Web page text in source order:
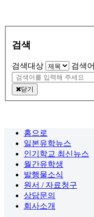
검색
검색대상 검색어
닫기
홈으로
일본유학뉴스
인기학교 최신뉴스
월간유학생
발행물소식
원서 / 자료청구
상담문의
회사소개